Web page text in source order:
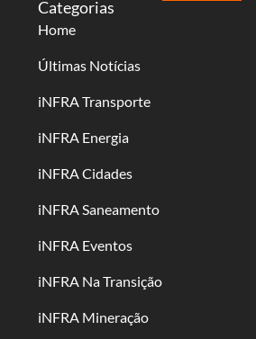
Categorias
Home
Últimas Notícias
iNFRA Transporte
iNFRA Energia
iNFRA Cidades
iNFRA Saneamento
iNFRA Eventos
iNFRA Na Transição
iNFRA Mineração